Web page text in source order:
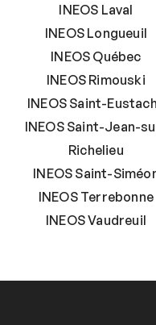
INEOS Laval
INEOS Longueuil
INEOS Québec
INEOS Rimouski
INEOS Saint-
INEOS Saint-Jean-
Richelieu
INEOS Saint-
INEOS Terrebonne
INEOS Vaudreuil